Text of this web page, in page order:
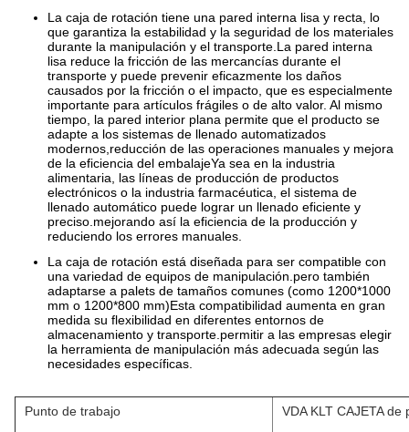
La caja de rotación tiene una pared interna lisa y recta, lo
que garantiza la estabilidad y la seguridad de los materiales
durante la manipulación y el transporte.La pared interna
lisa reduce la fricción de las mercancías durante el
transporte y puede prevenir eficazmente los daños
causados por la fricción o el impacto, que es especialmente
importante para artículos frágiles o de alto valor. Al mismo
tiempo, la pared interior plana permite que el producto se
adapte a los sistemas de llenado automatizados
modernos,reducción de las operaciones manuales y mejora
de la eficiencia del embalajeYa sea en la industria
alimentaria, las líneas de producción de productos
electrónicos o la industria farmacéutica, el sistema de
llenado automático puede lograr un llenado eficiente y
preciso.mejorando así la eficiencia de la producción y
reduciendo los errores manuales.
La caja de rotación está diseñada para ser compatible con
una variedad de equipos de manipulación.pero también
adaptarse a palets de tamaños comunes (como 1200*1000
mm o 1200*800 mm)Esta compatibilidad aumenta en gran
medida su flexibilidad en diferentes entornos de
almacenamiento y transporte.permitir a las empresas elegir
la herramienta de manipulación más adecuada según las
necesidades específicas.
Punto de trabajo VDA KLT CAJETA de